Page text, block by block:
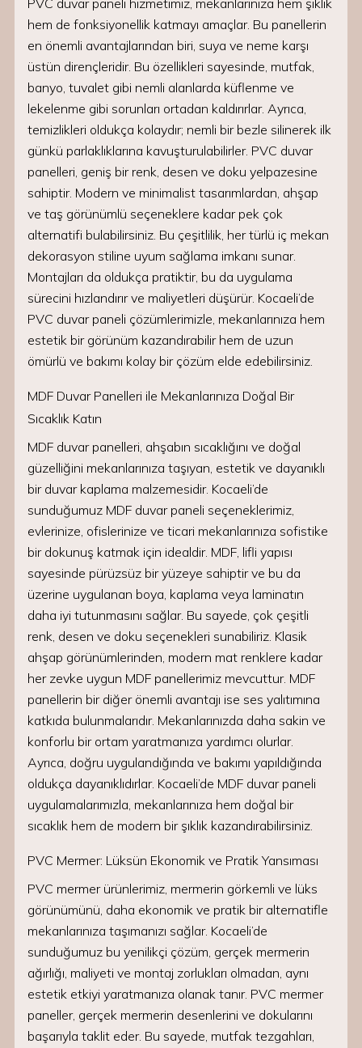
PVC duvar paneli hizmetimiz, mekanlarınıza hem şıklık
hem de fonksiyonellik katmayı amaçlar. Bu panellerin
en önemli avantajlarından biri, suya ve neme karşı
üstün dirençleridir. Bu özellikleri sayesinde, mutfak,
banyo, tuvalet gibi nemli alanlarda küflenme ve
lekelenme gibi sorunları ortadan kaldırırlar. Ayrıca,
temizlikleri oldukça kolaydır; nemli bir bezle silinerek ilk
günkü parlaklıklarına kavuşturulabilirler. PVC duvar
panelleri, geniş bir renk, desen ve doku yelpazesine
sahiptir. Modern ve minimalist tasarımlardan, ahşap
ve taş görünümlü seçeneklere kadar pek çok
alternatifi bulabilirsiniz. Bu çeşitlilik, her türlü iç mekan
dekorasyon stiline uyum sağlama imkanı sunar.
Montajları da oldukça pratiktir, bu da uygulama
sürecini hızlandırır ve maliyetleri düşürür. Kocaeli’de
PVC duvar paneli çözümlerimizle, mekanlarınıza hem
estetik bir görünüm kazandırabilir hem de uzun
ömürlü ve bakımı kolay bir çözüm elde edebilirsiniz.
MDF Duvar Panelleri ile Mekanlarınıza Doğal Bir
Sıcaklık Katın
MDF duvar panelleri, ahşabın sıcaklığını ve doğal
güzelliğini mekanlarınıza taşıyan, estetik ve dayanıklı
bir duvar kaplama malzemesidir. Kocaeli’de
sunduğumuz MDF duvar paneli seçeneklerimiz,
evlerinize, ofislerinize ve ticari mekanlarınıza sofistike
bir dokunuş katmak için idealdir. MDF, lifli yapısı
sayesinde pürüzsüz bir yüzeye sahiptir ve bu da
üzerine uygulanan boya, kaplama veya laminatın
daha iyi tutunmasını sağlar. Bu sayede, çok çeşitli
renk, desen ve doku seçenekleri sunabiliriz. Klasik
ahşap görünümlerinden, modern mat renklere kadar
her zevke uygun MDF panellerimiz mevcuttur. MDF
panellerin bir diğer önemli avantajı ise ses yalıtımına
katkıda bulunmalarıdır. Mekanlarınızda daha sakin ve
konforlu bir ortam yaratmanıza yardımcı olurlar.
Ayrıca, doğru uygulandığında ve bakımı yapıldığında
oldukça dayanıklıdırlar. Kocaeli’de MDF duvar paneli
uygulamalarımızla, mekanlarınıza hem doğal bir
sıcaklık hem de modern bir şıklık kazandırabilirsiniz.
PVC Mermer: Lüksün Ekonomik ve Pratik Yansıması
PVC mermer ürünlerimiz, mermerin görkemli ve lüks
görünümünü, daha ekonomik ve pratik bir alternatifle
mekanlarınıza taşımanızı sağlar. Kocaeli’de
sunduğumuz bu yenilikçi çözüm, gerçek mermerin
ağırlığı, maliyeti ve montaj zorlukları olmadan, aynı
estetik etkiyi yaratmanıza olanak tanır. PVC mermer
paneller, gerçek mermerin desenlerini ve dokularını
başarıyla taklit eder. Bu sayede, mutfak tezgahları,